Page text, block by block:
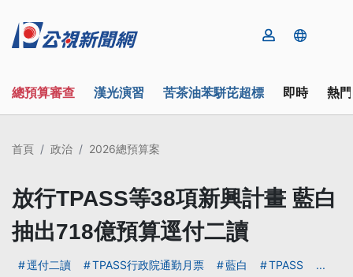
總預算審查 漢光演習 苦茶油苯駢芘超標 即時 熱
首頁 政治 2026總預算案
放行TPASS等38項新興計畫 藍白
抽出718億預算逕付二讀
逕付二讀 TPASS行政院通勤月票 藍白 TPASS ...